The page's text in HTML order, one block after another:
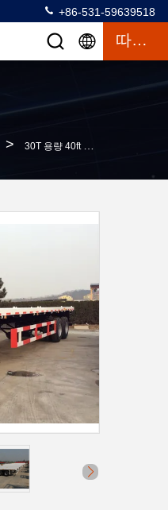
+86-531-59639518
따옴표
> 30T 용량 40ft 2 축 ISO 반 평면 컨테이너 트럭 트레일러